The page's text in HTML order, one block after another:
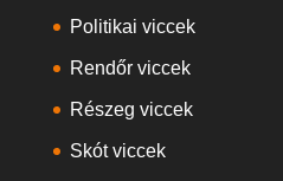
Politikai viccek
Rendőr viccek
Részeg viccek
Skót viccek